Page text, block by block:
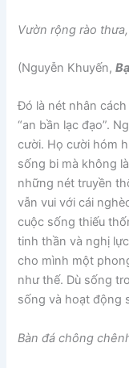
Vườn rộng rào
(Nguyễn Khuyến,
Đó là nét nhân
“an bần lạc đạo”.
cười. Họ cười hóm
sống bi mà không
những nét truyền
vẫn vui với cái
cuộc sống thiếu
tinh thần và nghị
cho mình một
như thế. Dù sống
sống và hoạt động
Bàn đá chông